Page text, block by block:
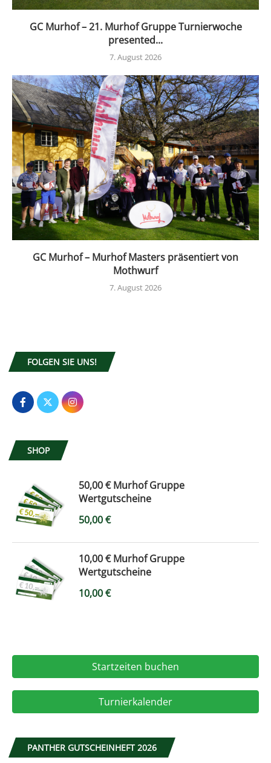
GC Murhof – 21. Murhof Gruppe Turnierwoche
presented...
7. August 2026
GC Murhof – Murhof Masters präsentiert von
Mothwurf
7. August 2026
FOLGEN SIE UNS!
SHOP
50,00 € Murhof Gruppe
Wertgutscheine
50,00€
10,00 € Murhof Gruppe
Wertgutscheine
10,00€
Startzeiten buchen
Turnierkalender
PANTHER GUTSCHEINHEFT 2026